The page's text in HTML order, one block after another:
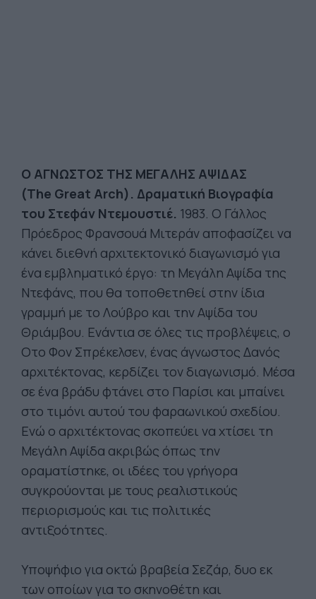
Ο ΑΓΝΩΣΤΟΣ ΤΗΣ ΜΕΓΑΛΗΣ ΑΨΙΔΑΣ
(The Great Arch). Δραματική Βιογραφία
του Στεφάν Ντεμουστιέ. 1983. Ο Γάλλος
Πρόεδρος Φρανσουά Μιτεράν αποφασίζει να
κάνει διεθνή αρχιτεκτονικό διαγωνισμό για
ένα εμβληματικό έργο: τη Μεγάλη Αψίδα της
Ντεφάνς, που θα τοποθετηθεί στην ίδια
γραμμή με το Λούβρο και την Αψίδα του
Θριάμβου. Ενάντια σε όλες τις προβλέψεις, ο
Οτο Φον Σπρέκελσεν, ένας άγνωστος Δανός
αρχιτέκτονας, κερδίζει τον διαγωνισμό. Μέσα
σε ένα βράδυ φτάνει στο Παρίσι και μπαίνει
στο τιμόνι αυτού του φαραωνικού σχεδίου.
Ενώ ο αρχιτέκτονας σκοπεύει να χτίσει τη
Μεγάλη Αψίδα ακριβώς όπως την
οραματίστηκε, οι ιδέες του γρήγορα
συγκρούονται με τους ρεαλιστικούς
περιορισμούς και τις πολιτικές
αντιξοότητες.
Υποψήφιο για οκτώ βραβεία Σεζάρ, δυο εκ
των οποίων για το σκηνοθέτη και